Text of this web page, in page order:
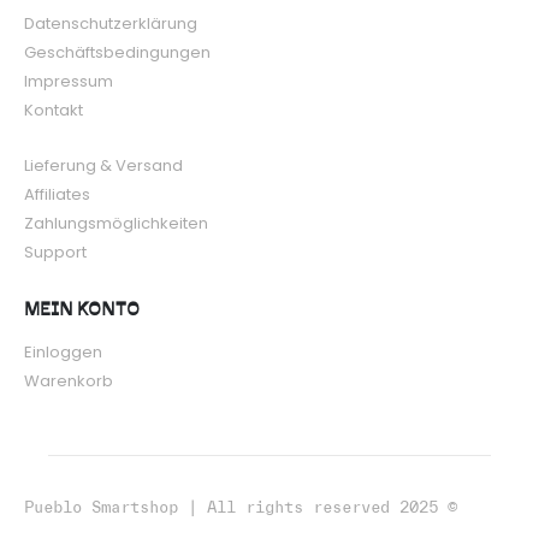
Datenschutzerklärung
Geschäftsbedingungen
Impressum
Kontakt
Lieferung & Versand
Affiliates
Zahlungsmöglichkeiten
Support
MEIN KONTO
Einloggen
Warenkorb
Pueblo Smartshop | All rights reserved 2025 ©